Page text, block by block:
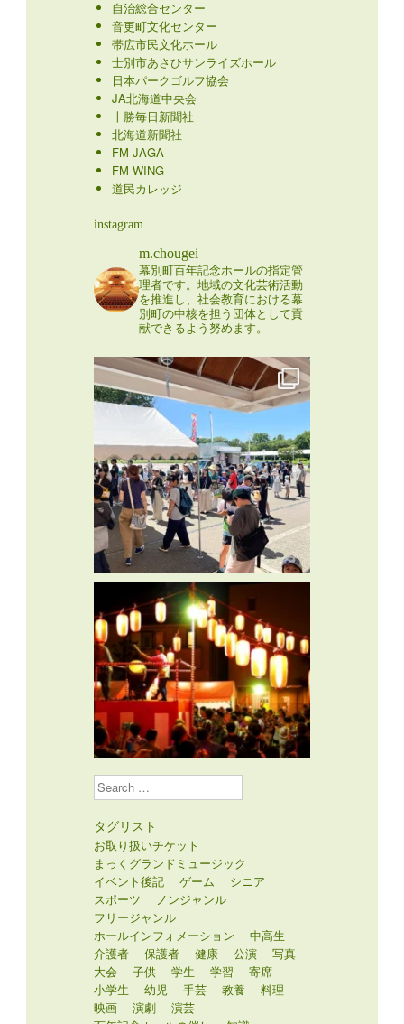
自治総合センター
音更町文化センター
帯広市民文化ホール
士別市あさひサンライズホール
日本パークゴルフ協会
JA北海道中央会
十勝毎日新聞社
北海道新聞社
FM JAGA
FM WING
道民カレッジ
instagram
m.chougei
幕別町百年記念ホールの指定管
理者です。地域の文化芸術活動
を推進し、社会教育における幕
別町の中核を担う団体として貢
献できるよう努めます。
Search
タグリスト
お取り扱いチケット
まっくグランドミュージック
イベント後記
ゲーム
シニア
スポーツ
ノンジャンル
フリージャンル
ホールインフォメーション
中高生
介護者
保護者 健康 公演
写真
大会
子供 学生 学習
寄席
小学生
幼児 手芸 教養
料理
映画
演劇
演芸